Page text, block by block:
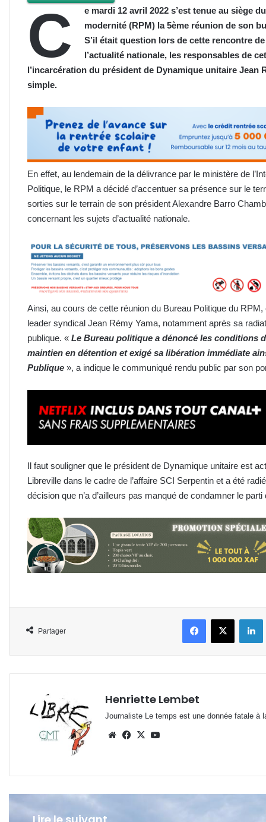
C e mardi 12 avril 2022 s’est tenue au siège
modernité (RPM) la 5ème réunion de son
S’il était question lors de cette rencontre
l’actualité nationale, les responsables de
l’incarcération du président de Dynamique unitaire Jean
simple.
En effet, au lendemain de la délivrance par le ministère de
Politique, le RPM a décidé d’accentuer sa présence sur le
sorties sur le terrain de son président Alexandre Barro
concernant les sujets d’actualité nationale.
Ainsi, au cours de cette réunion du Bureau Politique du
leader syndical Jean Rémy Yama, notamment après sa
publique. « Le Bureau politique a dénoncé les conditions
maintien en détention et exigé sa libération immédiate
Publique », a indique le communiqué rendu public par son
Il faut souligner que le président de Dynamique unitaire est
Libreville dans le cadre de l’affaire SCI Serpentin et a été
décision que n’a d’ailleurs pas manqué de condamner le
Partager
FacebookX
Henriette Lembet
Journaliste Le temps est une donnée fatale à
WebsiteFacebook
X